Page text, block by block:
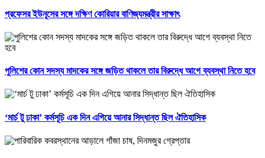
প্রফেসর ইউনূসের সঙ্গে দক্ষিণ কোরিয়ার বাণিজ্যমন্ত্রীর সাক্ষাৎ
পুলিশের কোন সদস্য মাদকের সঙ্গে জড়িত থাকলে তার বিরুদ্ধে আগে ব্যবস্থা নিতে হবে
‘মার্চ টু ঢাকা’ কর্মসূচি এক দিন এগিয়ে আনার সিদ্ধান্ত ছিল ঐতিহাসিক